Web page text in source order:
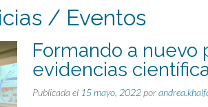
/ Eventos
Formando a nuevo
evidencias
Publicada el 15 mayo, 2022por